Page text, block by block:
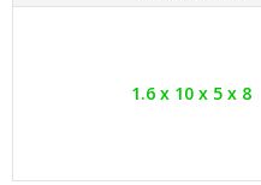
1.6 x 10 x 5 x 8